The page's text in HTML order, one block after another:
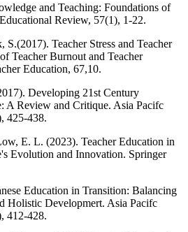
and Teaching: Foundations of
Review, 57(1), 1-22.
Teacher Stress and Teacher
Teacher Burnout and Teacher
Education, 67,10.
Developing 21st Century
A Review and Critique. Asia Pacifc
425-438.
E. L. (2023). Teacher Education in
Evolution and Innovation. Springer
Education in Transition: Balancing
Holistic Developmert. Asia Pacifc
412-428.